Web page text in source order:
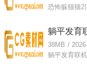
躺平发育
38MB /